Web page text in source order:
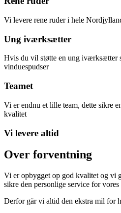
Vi levere rene ruder i hele
Ung iværksætter
Hvis du vil støtte en ung iværksætter
vinduespudser
Teamet
Vi er endnu et lille team, dette sikre
kvalitet
Vi levere altid
Over forventning
Vi er opbygget op god kvalitet og vi
sikre den personlige service for vores
Derfor går vi altid den ekstra mil for